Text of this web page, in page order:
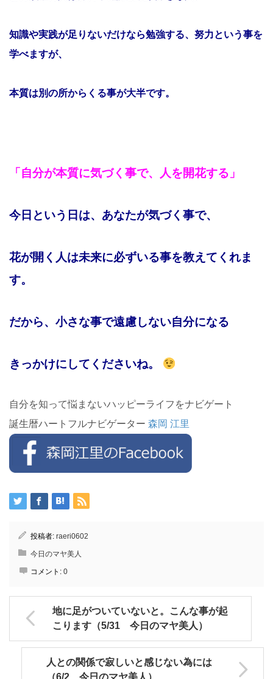
知識や実践が足りないだけなら勉強する、努力という事を
学べますが、
本質は別の所からくる事が大半です。
「自分が本質に気づく事で、人を開花する」
今日という日は、あなたが気づく事で、
花が開く人は未来に必ずいる事を教えてくれま
す。
だから、小さな事で遠慮しない自分になる
きっかけにしてくださいね。
自分を知って悩まないハッピーライフをナビゲート
誕生暦ハートフルナビゲーター 森岡 江里
投稿者: raeri0602
今日のマヤ美人
コメント: 0
地に足がついていないと。こんな事が起
こります（5/31 今日のマヤ美人）
人との関係で寂しいと感じない為には
（6/2 今日のマヤ美人）